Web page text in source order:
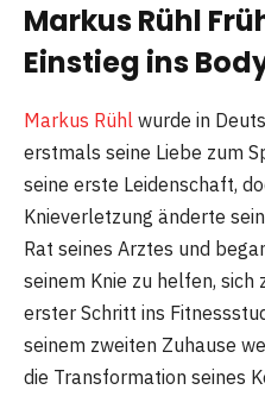
Markus Rühl
Einstieg ins
Markus Rühl wurde in
erstmals seine Liebe zum
seine erste Leidenschaft,
Knieverletzung änderte
Rat seines Arztes und
seinem Knie zu helfen, sich
erster Schritt ins
seinem zweiten Zuhause
die Transformation seines